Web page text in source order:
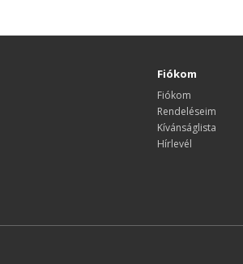
Fiókom
Fiókom
Rendeléseim
Kívánságlista
Hírlevél